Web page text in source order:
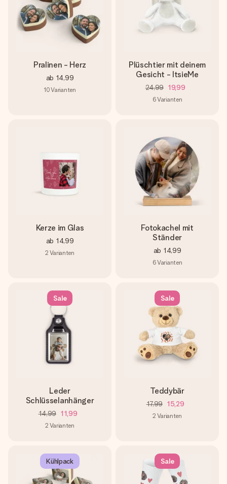
Pralinen - Herz
ab 14,99
10Varianten
Plüschtier mit deinem
Gesicht - ItsieMe
24,99 19,99
6Varianten
Kerze im Glas
ab 14,99
2 Varianten
Fotokachel mit
Ständer
ab 14,99
6Varianten
Sale
Leder
Schlüsselanhänger
14,99 11,99
2 Varianten
Sale
Teddybär
17,99 15,29
2 Varianten
Kühlpack Sale